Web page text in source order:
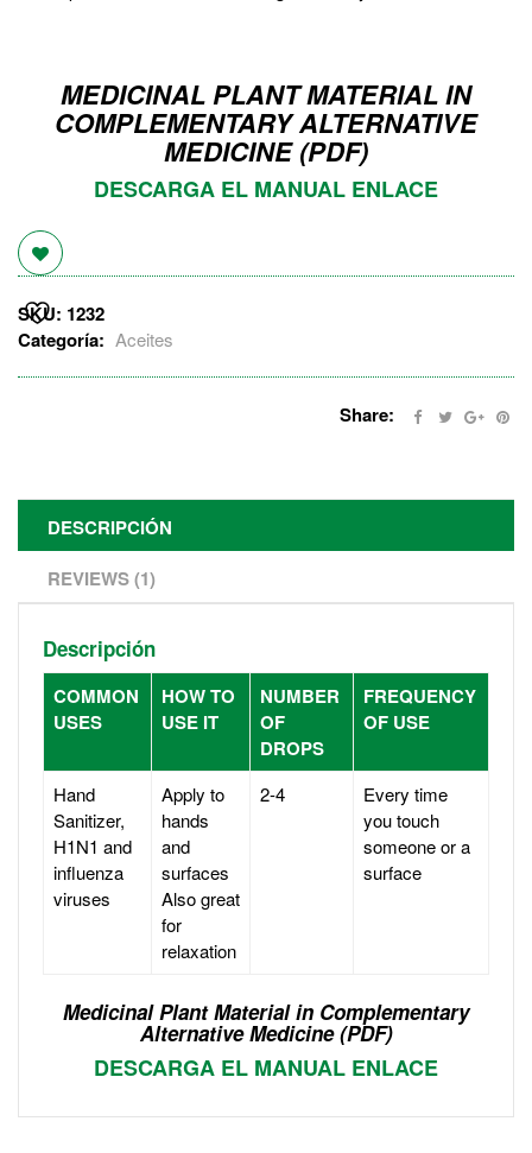
MEDICINAL PLANT MATERIAL IN
COMPLEMENTARY ALTERNATIVE
MEDICINE (PDF)
DESCARGA EL MANUAL ENLACE
SKU: 1232
Categoría: Aceites
Share:
DESCRIPCIÓN
REVIEWS (1)
Descripción
COMMON
USES
HOW TO
USE IT
NUMBER
OF
DROPS
FREQUENCY
OF USE
Hand
Sanitizer,
H1N1 and
influenza
viruses
Apply to
hands
and
surfaces
Also great
for
relaxation
2-4
Every time
you touch
someone or a
surface
Medicinal Plant Material in Complementary
Alternative Medicine (PDF)
DESCARGA EL MANUAL ENLACE